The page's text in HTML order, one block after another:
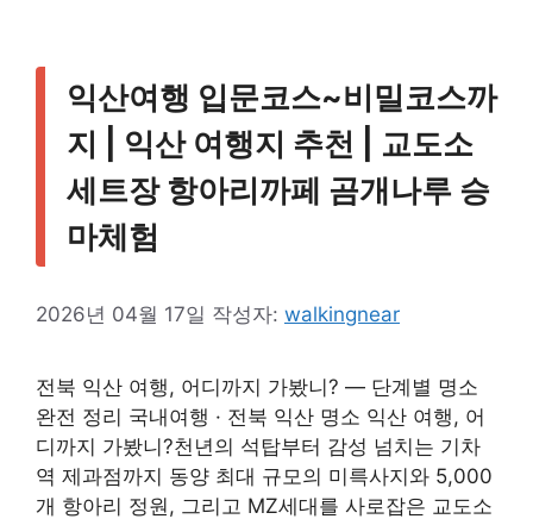
익산여행 입문코스~비밀코스까
지 | 익산 여행지 추천 | 교도소
세트장 항아리까페 곰개나루 승
마체험
2026년 04월 17일 작성자: walkingnear
전북 익산 여행, 어디까지 가봤니? — 단계별 명소
완전 정리 국내여행 · 전북 익산 명소 익산 여행, 어
디까지 가봤니?천년의 석탑부터 감성 넘치는 기차
역 제과점까지 동양 최대 규모의 미륵사지와 5,000
개 항아리 정원, 그리고 MZ세대를 사로잡은 교도소